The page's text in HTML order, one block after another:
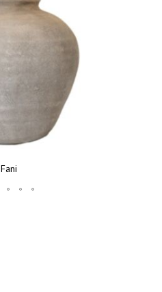
Fani